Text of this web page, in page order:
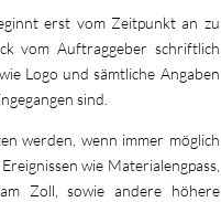
erst vom Zeitpunkt an zu
vom Auftraggeber schriftlich
Logo und sämtliche Angaben
sind.
werden, wenn immer möglich
wie Materialengpass,
Zoll, sowie andere höhere